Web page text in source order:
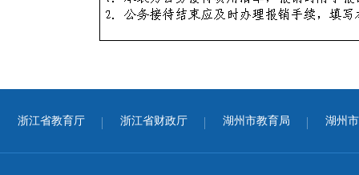
浙江省教育厅 浙江省财政厅 湖州市教育局 湖州